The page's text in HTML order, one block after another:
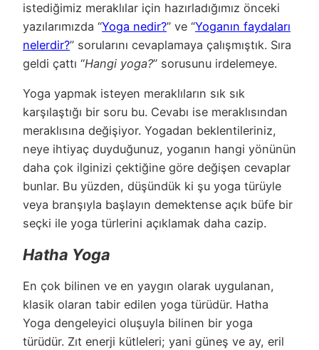
istediğimiz meraklılar için hazırladığımız önceki
yazılarımızda “Yoga nedir?” ve “Yoganın faydaları
nelerdir?” sorularını cevaplamaya çalışmıştık. Sıra
geldi çattı “Hangi yoga?” sorusunu irdelemeye.
Yoga yapmak isteyen meraklıların sık sık
karşılaştığı bir soru bu. Cevabı ise meraklısından
meraklısına değişiyor. Yogadan beklentileriniz,
neye ihtiyaç duyduğunuz, yoganın hangi yönünün
daha çok ilginizi çektiğine göre değişen cevaplar
bunlar. Bu yüzden, düşündük ki şu yoga türüyle
veya branşıyla başlayın demektense açık büfe bir
seçki ile yoga türlerini açıklamak daha cazip.
Hatha Yoga
En çok bilinen ve en yaygın olarak uygulanan,
klasik olaran tabir edilen yoga türüdür. Hatha
Yoga dengeleyici oluşuyla bilinen bir yoga
türüdür. Zıt enerji kütleleri; yani güneş ve ay, eril